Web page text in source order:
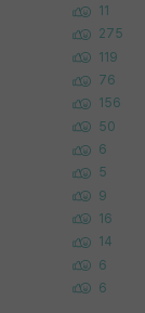
11
275
119
76
156
50
6
5
9
16
14
6
6